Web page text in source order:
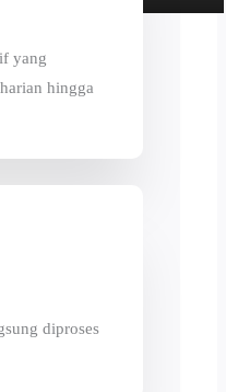
yang
hingga
diproses